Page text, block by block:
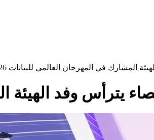
في المهرجان العالمي للبيانات 2026 في نيروبي
وفد الهيئة